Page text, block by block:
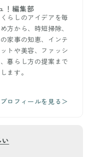
！編集部
らしのアイデアを毎
方から、時短掃除、
家事の知恵、インテ
トや美容、ファッシ
暮らし方の提案まで
ます。
ロフィールを見る＞